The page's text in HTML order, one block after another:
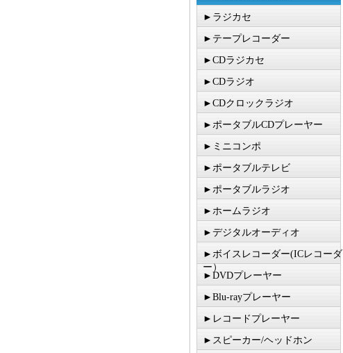
►ラジカセ
►テープレコーダー
►CDラジカセ
►CDラジオ
►CDクロックラジオ
►ポータブルCDプレーヤー
►ミニコンポ
►ポータブルテレビ
►ポータブルラジオ
►ホームラジオ
►デジタルオーディオ
►ボイスレコーダー(ICレコーダ
ー）
►DVDプレーヤー
►Blu-rayプレーヤー
►レコードプレーヤー
►スピーカー/ヘッドホン